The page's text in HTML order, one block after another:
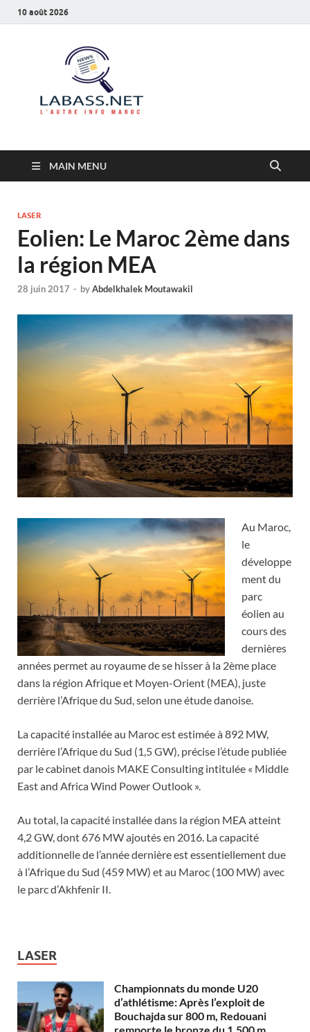
10 août 2026
MAIN MENU
LASER
Eolien: Le Maroc 2ème dans
la région MEA
28 juin 2017 - byAbdelkhalek Moutawakil
Au Maroc,
le
développe
ment du
parc
éolien au
cours des
dernières
années permet au royaume de se hisser à la 2ème place
dans la région Afrique et Moyen-Orient (MEA), juste
derrière l’Afrique du Sud, selon une étude danoise.
La capacité installée au Maroc est estimée à 892 MW,
derrière l’Afrique du Sud (1,5 GW), précise l’étude publiée
par le cabinet danois MAKE Consulting intitulée « Middle
East and Africa Wind Power Outlook ».
Au total, la capacité installée dans la région MEA atteint
4,2 GW, dont 676 MW ajoutés en 2016. La capacité
additionnelle de l’année dernière est essentiellement due
à l’Afrique du Sud (459 MW) et au Maroc (100 MW) avec
le parc d’Akhfenir II.
LASER
Championnats du monde U20
d’athlétisme: Après l’exploit de
Bouchajda sur 800 m, Redouani